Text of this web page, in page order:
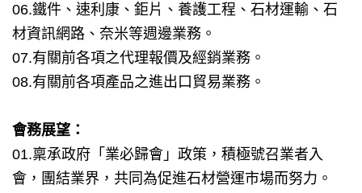
06.鐵件、速利康、鉅片、養護工程、石材運輸、石
材資訊網路、奈米等週邊業務。
07.有關前各項之代理報價及經銷業務。
08.有關前各項產品之進出口貿易業務。
會務展望：
01.稟承政府「業必歸會」政策，積極號召業者入
會，團結業界，共同為促進石材營運市場而努力。